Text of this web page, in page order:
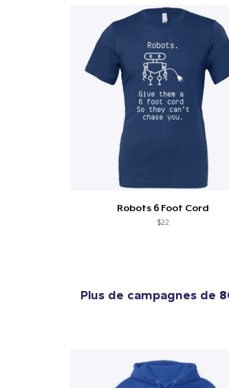
Robots 6 Foot Cord
$22
Plus de campagnes de